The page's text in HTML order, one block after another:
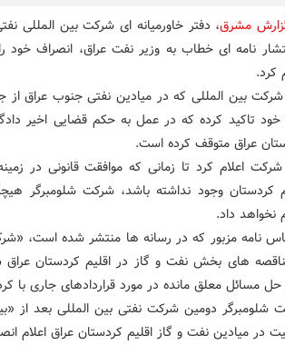
مشرق، دفتر خاورمیانه ای شرکت بین المللی
نامه ای خطاب به وزیر نفت عراق، انصراف خود
کرد.
بین المللی که در میادین نفتی جنوب عراق از
خود تاکید کرده که در عمل به حکم قضایی اخیر
عراق متوقف کرده است.
اعلام کرد تا زمانی که موافقت قانونی در
کردستان وجود نداشته باشد، شرکت شلومبرگر
نخواهد داد.
نامه مزبور که در رسانه ها منتشر شده است،
های بخش نفت و گاز در اقلیم کردستان
حل مسائل معلق مانده در مورد قراردادهای جاری با
شلومبرگر دومین شرکت نفتی بین المللی بعد از
در میادین نفت و گاز اقلیم کردستان عراق اعلام